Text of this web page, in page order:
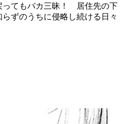
ってもバカ三昧！ 居住先の下
ずのうちに侵略し続ける日々